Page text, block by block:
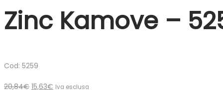
Zinc Kamove –
Cod: 5259
20,84€ Il
15,63€ Iva esclusa